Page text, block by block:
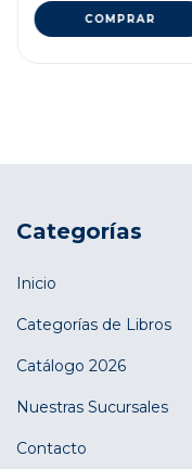
Categorías
Inicio
Categorías de Libros
Catálogo 2026
Nuestras Sucursales
Contacto